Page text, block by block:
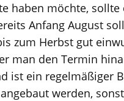
haben möchte,
Anfang August
zum Herbst gut
man den Termin
ist ein regelmäßiger
werden,